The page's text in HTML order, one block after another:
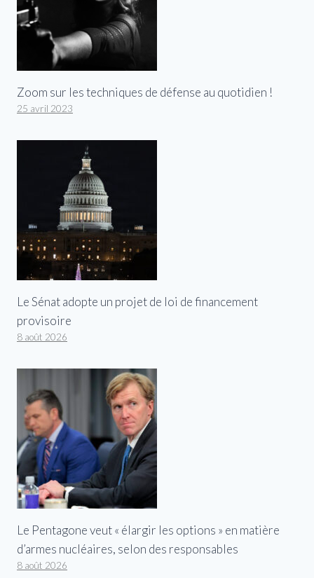
Zoom sur les techniques de défense au quotidien !
25 avril 2023
Le Sénat adopte un projet de loi de financement
provisoire
8 août 2026
Le Pentagone veut « élargir les options » en matière
d’armes nucléaires, selon des responsables
8 août 2026